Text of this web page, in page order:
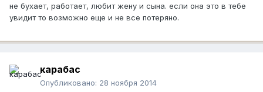
не бухает, работает, любит жену и сына. если она это в тебе
увидит то возможно еще и не все потеряно.
карабас
Опубликовано: 28 ноября 2014